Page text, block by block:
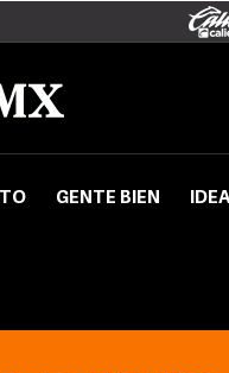
GENTE BIEN